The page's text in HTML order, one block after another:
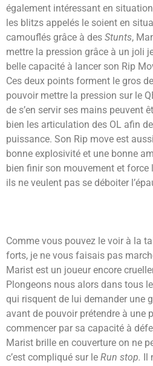
également intéressant en
les blitzs appelés le soient en
camouflés grâce à des Stunts,
mettre la pression grâce à un joli
belle capacité à lancer son Rip
Ces deux points forment le gros
pouvoir mettre la pression sur le
de s’en servir ses mains peuvent
bien les articulation des OL afin
puissance. Son Rip move est
bonne explosivité et une bonne
bien finir son mouvement et force
ils ne veulent pas se déboiter
Comme vous pouvez le voir à la
forts, je ne vous faisais pas
Marist est un joueur encore
Plongeons nous alors dans tous
qui risquent de lui demander une
avant de pouvoir prétendre à une
commencer par sa capacité à
Marist brille en couverture on ne
c’est compliqué sur le Run stop. Il